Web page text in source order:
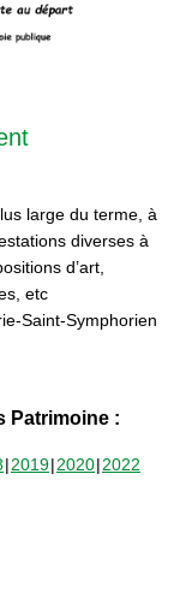
large du terme, à
diverses à
d’art,
etc
Saint-Symphorien
Patrimoine :
2019 2020 2022